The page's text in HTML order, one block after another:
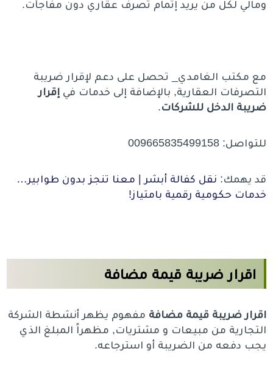
ومالي لكل من يريد إتمام تصرف عقاري دون مفاجآت.
مع مكتب الغامدي_ تحصل على دعم لإقرار ضريبة
التصرفات العقارية, بالإضافة إلى خدمات فيإقرار
ضريبة الدخل للشركات.
للتواصل: 009665835499158
قد يهمك: نقل كفالة أبشر | معنا تنجز بدون طوابير…
خدمات حكومية رقمية بامتياز!
اقرار ضريبة قيمة مضافة
اقرار ضريبة قيمة مضافة مفهوم يظهر أنشطة الشركة
التجارية من مبيعات و مشتريات, مظهراً المبلغ الذي
يجب دفعه من الضريبة أو استرجاعه.